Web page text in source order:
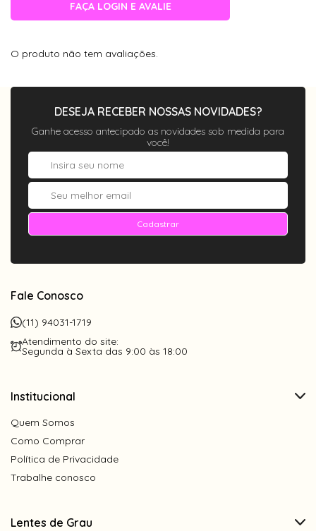
FAÇA LOGIN E AVALIE
O produto não tem avaliações.
DESEJA RECEBER NOSSAS NOVIDADES?
Ganhe acesso antecipado as novidades sob medida para
você!
Cadastrar
Fale Conosco
(11) 94031-1719
Atendimento do site:
Segunda à Sexta das 9:00 às 18:00
Institucional
Quem Somos
Como Comprar
Política de Privacidade
Trabalhe conosco
Lentes de Grau